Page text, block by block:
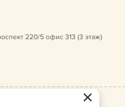
220/5 офис 313 (3 этаж)
одежды по
×